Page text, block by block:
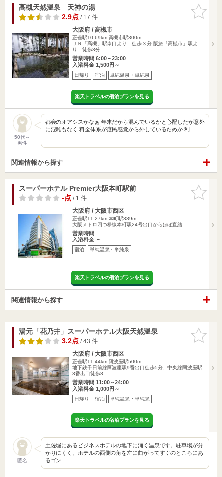
お気に入
りに追加
高槻天然温泉 天神の湯
2.9点/ 17 件
大阪府 / 高槻市
正雀駅10.69km 高槻市駅300m
ＪＲ「高槻」駅南口より 徒歩３分 阪急「高槻市」駅よ
り 徒歩3分
営業時間 6:00～23:00
入浴料金 1,500円～
日帰り 宿泊 単純温泉・単純泉
楽天トラベルの宿泊プランを見る
50代～
男性
都会のオアシスかなぁ 年末だから混んでいるかと心配したが意外
に混雑もなく 料金体系が庶民感覚から外しているためか 利…
関連情報から探す
お気に入
りに追加
スーパーホテル Premier大阪本町駅前
-点/ 1 件
大阪府 / 大阪市西区
正雀駅11.27km 本町駅389m
大阪メトロ四つ橋線本町駅24号出口からほぼ直結
営業時間
入浴料金 ～
宿泊 単純温泉・単純泉
楽天トラベルの宿泊プランを見る
関連情報から探す
お気に入
りに追加
湯元「花乃井」スーパーホテル大阪天然温泉
3.2点/ 43 件
大阪府 / 大阪市西区
正雀駅11.44km 阿波座駅500m
地下鉄千日前線阿波座駅9番出口徒歩5分、中央線阿波座駅
3番出口徒歩8…
営業時間 11:00～24:00
入浴料金 1,000円～
日帰り 宿泊 単純温泉・単純泉
楽天トラベルの宿泊プランを見る
匿名
土佐堀にあるビジネスホテルの地下に涌く温泉です。駐車場が分
かりにくく、ホテルの西側の角を左に曲がってすぐのところにあ
るゴン…